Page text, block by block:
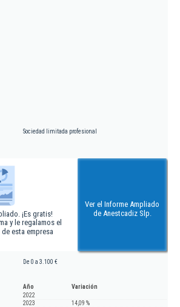
Sociedad limitada profesional
¡Es gratis!
y le regalamos el
esta empresa
Ver el Informe Ampliado
de Anestcadiz Slp.
De 0 a 3.100 €
Año
Variación
2022
2023
14,09 %